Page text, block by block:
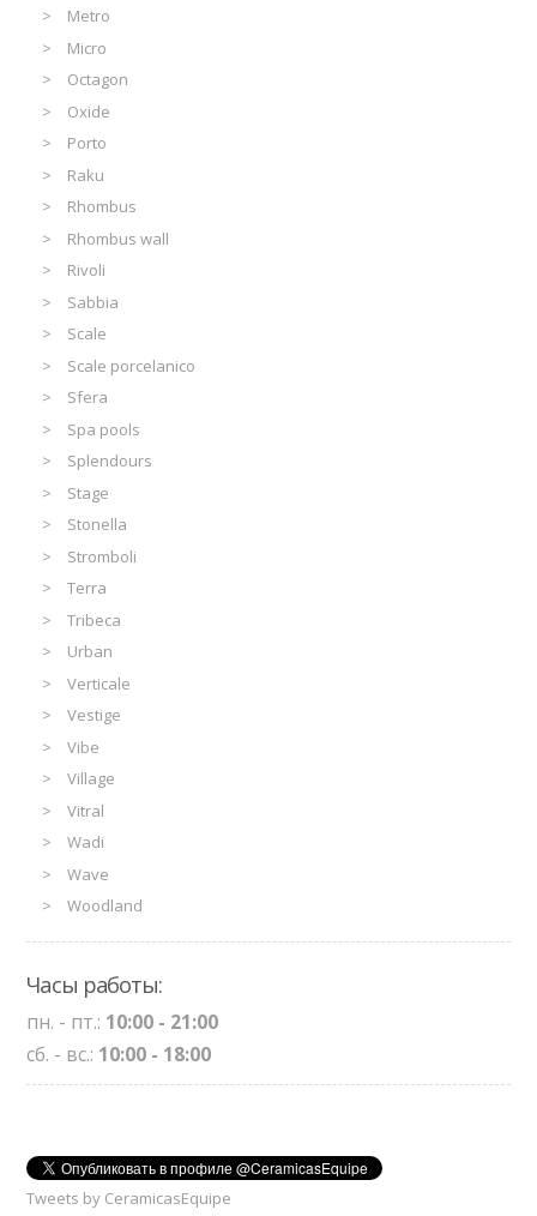
Metro
Micro
Octagon
Oxide
Porto
Raku
Rhombus
Rhombus wall
Rivoli
Sabbia
Scale
Scale porcelanico
Sfera
Spa pools
Splendours
Stage
Stonella
Stromboli
Terra
Tribeca
Urban
Verticale
Vestige
Vibe
Village
Vitral
Wadi
Wave
Woodland
Часы работы:
пн. - пт.: 10:00 - 21:00
сб. - вс.: 10:00 - 18:00
Tweets by CeramicasEquipe